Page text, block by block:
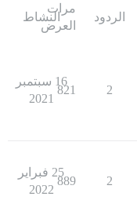
الردود
مرات
العرض
النشاط
2
821
16 سبتمبر
2021
2
889
25 فبراير
2022